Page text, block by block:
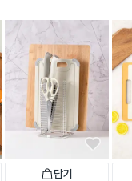
담기